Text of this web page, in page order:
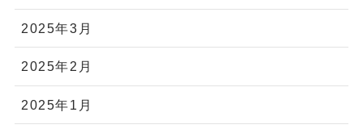
2025年3月
2025年2月
2025年1月